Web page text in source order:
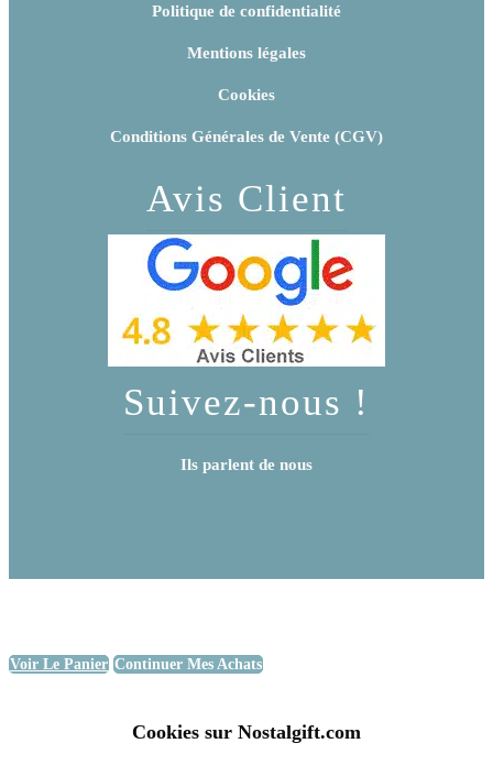
Politique de confidentialité
Mentions légales
Cookies
Conditions Générales de Vente (CGV)
Avis Client
Suivez-nous !
Ils parlent de nous
Voir Le Panier Continuer Mes Achats
Cookies sur Nostalgift.com